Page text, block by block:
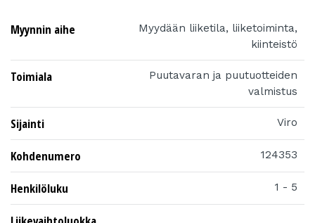
Myynnin aihe
Myydään liiketila, liiketoiminta,
kiinteistö
Toimiala
Puutavaran ja puutuotteiden
valmistus
Sijainti Viro
Kohdenumero 124353
Henkilöluku 1 - 5